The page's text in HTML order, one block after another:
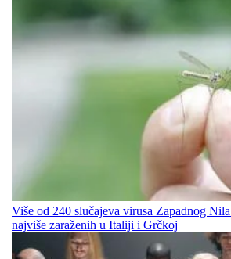
Više od 240 slučajeva virusa Zapadnog
najviše zaraženih u Italiji i Grčkoj